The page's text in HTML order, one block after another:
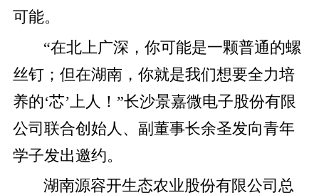
可能。
“在北上广深，你可能是一颗普通的螺
丝钉；但在湖南，你就是我们想要全力培
养的‘芯’上人！”长沙景嘉微电子股份有限
公司联合创始人、副董事长余圣发向青年
学子发出邀约。
湖南源容开生态农业股份有限公司总